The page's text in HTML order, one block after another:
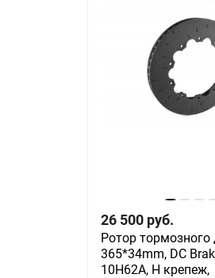
26 500 руб.
Ротор тормозного
365*34mm, DC
10H62A, H крепеж,